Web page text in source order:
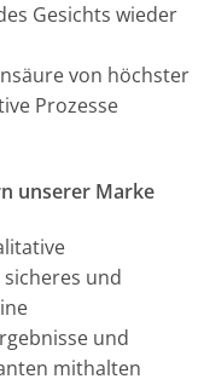
Gesichts wieder
von höchster
Prozesse
unserer Marke
und
und
mithalten